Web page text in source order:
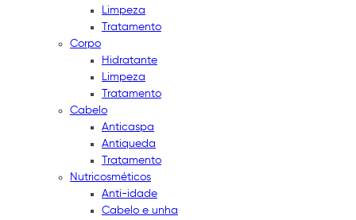
Limpeza
Tratamento
Corpo
Hidratante
Limpeza
Tratamento
Cabelo
Anticaspa
Antiqueda
Tratamento
Nutricosméticos
Anti-idade
Cabelo e unha